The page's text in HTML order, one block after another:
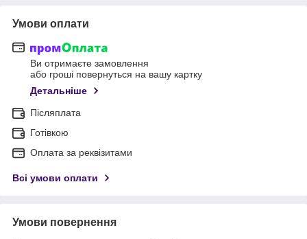
Умови оплати
Ви отримаєте замовлення
або гроші повернуться на вашу картку
Детальніше
Післяплата
Готівкою
Оплата за реквізитами
Всі умови оплати
Умови повернення